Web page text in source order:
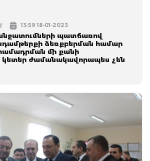
13:59 18-01-2023
պատճառով
ձեռքբերման համար
մի քանի
ժամանակավորապես չեն